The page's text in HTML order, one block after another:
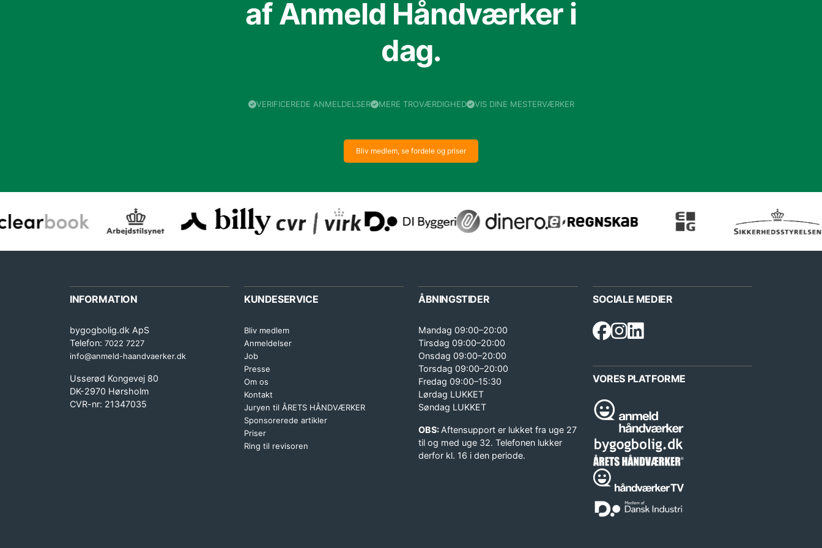
af Anmeld Håndværker i
dag.
VERIFICEREDE ANMELDELSER MERE TROVÆRDIGHED VIS DINE MESTERVÆRKER
Bliv medlem, se fordele og priser
INFORMATION
bygogbolig.dk ApS
Telefon: 7022 7227
info@anmeld-haandvaerker.dk
Usserød Kongevej 80
DK-2970 Hørsholm
CVR-nr: 21347035
KUNDESERVICE
Bliv medlem
Anmeldelser
Job
Presse
Om os
Kontakt
Juryen til ÅRETS HÅNDVÆRKER
Sponsorerede artikler
Priser
Ring til revisoren
ÅBNINGSTIDER
Mandag 09:00–20:00
Tirsdag 09:00–20:00
Onsdag 09:00–20:00
Torsdag 09:00–20:00
Fredag 09:00–15:30
Lørdag LUKKET
Søndag LUKKET
OBS:Aftensupport er lukket fra uge 27
til og med uge 32. Telefonen lukker
derfor kl. 16 i den periode.
SOCIALE MEDIER
VORES PLATFORME